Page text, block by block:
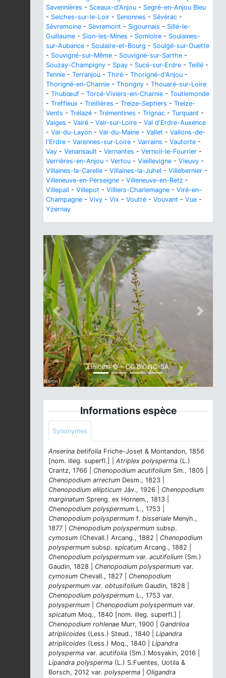
Savennières - Sceaux-d'Anjou - Segré-en-Anjou Bleu
- Seiches-sur-le-Loir - Senonnes - Sévérac -
Sèvremoine - Sèvremont - Sigournais - Sillé-le-
Guillaume - Sion-les-Mines - Somloire - Soulaines-
sur-Aubance - Soulaire-et-Bourg - Soulgé-sur-Ouette
- Souvigné-sur-Même - Souvigné-sur-Sarthe -
Souzay-Champigny - Spay - Sucé-sur-Erdre - Teillé -
Tennie - Terranjou - Thiré - Thorigné-d'Anjou -
Thorigné-en-Charnie - Thorigny - Thouaré-sur-Loire
- Thubœuf - Torcé-Viviers-en-Charnie - Toutlemonde
- Treffieux - Treillières - Treize-Septiers - Treize-
Vents - Trélazé - Trémentines - Trignac - Turquant -
Vaiges - Vairé - Vair-sur-Loire - Val d'Erdre-Auxence
- Val-du-Layon - Val-du-Maine - Vallet - Vallons-de-
l'Erdre - Varennes-sur-Loire - Varrains - Vautorte -
Vay - Venansault - Vernantes - Vernoil-le-Fourrier -
Verrières-en-Anjou - Vertou - Vieillevigne - Vieuvy -
Villaines-la-Carelle - Villaines-la-Juhel - Villebernier -
Villeneuve-en-Perseigne - Villeneuve-en-Retz -
Villepail - Villepot - Villiers-Charlemagne - Viré-en-
Champagne - Vivy - Vix - Voutré - Vouvant - Vue -
Yzernay
Limoine © - CC BY-NC-SA
Previous Next
Informations espèce
Synonymes
Anserina betifolia Friche-Joset & Montandon, 1856
[nom. illeg. superfl.] | Atriplex polysperma (L.)
Crantz, 1766 | Chenopodium acutifolium Sm., 1805 |
Chenopodium arrectum Desm., 1823 |
Chenopodium ellipticum Jáv., 1926 | Chenopodium
marginatum Spreng. ex Hornem., 1813 |
Chenopodium polyspermum L., 1753 |
Chenopodium polyspermum f. bisseriale Menyh.,
1877 | Chenopodium polyspermum subsp.
cymosum (Chevall.) Arcang., 1882 | Chenopodium
polyspermum subsp. spicatum Arcang., 1882 |
Chenopodium polyspermum var. acutifolium (Sm.)
Gaudin, 1828 | Chenopodium polyspermum var.
cymosum Chevall., 1827 | Chenopodium
polyspermum var. obtusifolium Gaudin, 1828 |
Chenopodium polyspermum L., 1753 var.
polyspermum
Chenopodium polyspermum var.
spicatum Moq., 1840 [nom. illeg. superfl.] |
Chenopodium rohlenae Murr, 1900 | Gandriloa
atriplicoides (Less.) Steud., 1840 | Lipandra
atriplicoides (Less.) Moq., 1840 | Lipandra
polysperma var. acutifolia (Sm.) Mosyakin, 2016 |
Lipandra polysperma (L.) S.Fuentes, Uotila &
Borsch, 2012 var. polysperma
Oligandra